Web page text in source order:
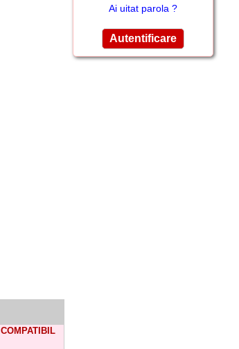
COMPATIBIL
Ai uitat parola ?